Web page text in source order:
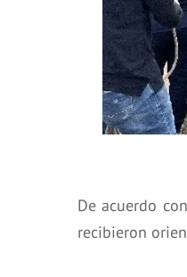
De acuerdo
recibieron